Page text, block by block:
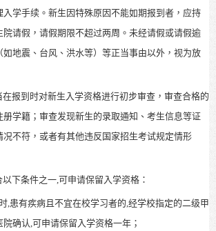
学手续。新生因特殊原因不能如期报到者，应持
请假，请假期限不超过两周。未经请假或请假逾
地震、台风、洪水等）等正当事由以外，视为放
在报到时对新生入学资格进行初步审查，审查合格的
学籍；审查发现新生的录取通知、考生信息等证
况不符，或者有其他违反国家招生考试规定情形
下条件之一,可申请保留入学资格：
,患有疾病且不宜在校学习者的,经学校指定的二级甲
确认,可申请保留入学资格一年；